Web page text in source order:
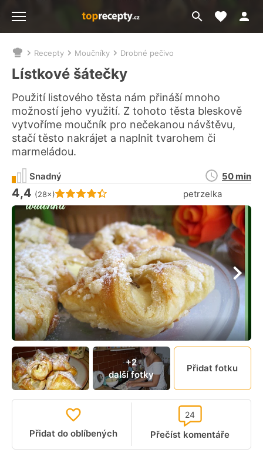
Přejít
na
Moje
Nacházíte
se
zde:
Recepty Moučníky Drobné pečivo
Lístkové šátečky
Použití listového těsta nám přináší mnoho
možností jeho využití. Z tohoto těsta bleskově
vytvoříme moučník pro nečekanou návštěvu,
stačí těsto nakrájet a naplnit tvarohem či
marmeládou.
Hodnocení receptu je
4,4 (28×) petrzelka
Snadný
Doba
50 min
+2
další fotky
Přidat fotku
Přidat do oblíbených Přečíst komentáře
24